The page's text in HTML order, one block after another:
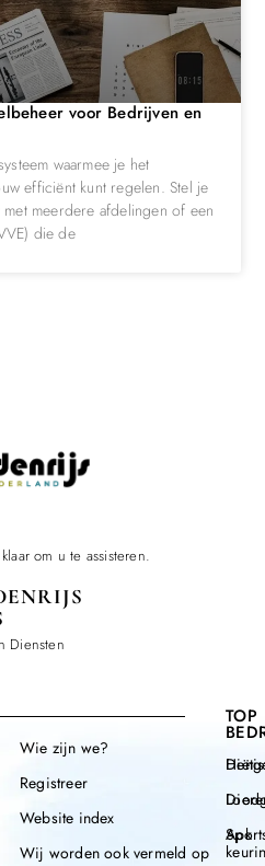
voor Bedrijven en
waarmee je het
efficiënt kunt regelen. Stel je
meerdere afdelingen of een
die de
om u te assisteren.
Diensten
Wie zijn we?
Registreer
Website index
Wij worden ook vermeld op
TOP
Apk